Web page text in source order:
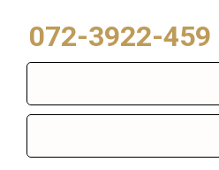
שם:
טלפון: